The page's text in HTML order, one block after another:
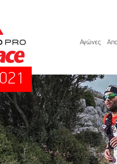
Αγώνες